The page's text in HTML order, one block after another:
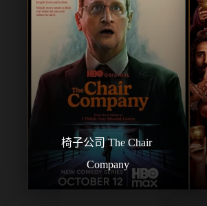
椅子公司 The Chair
Company